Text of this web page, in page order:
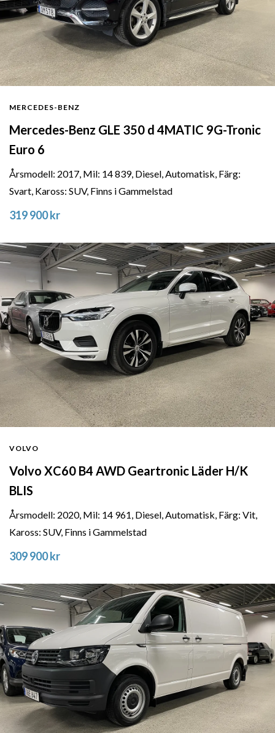
MERCEDES-BENZ
Mercedes-Benz GLE 350 d 4MATIC 9G-Tronic
Euro 6
Årsmodell: 2017, Mil: 14 839, Diesel, Automatisk, Färg:
Svart, Kaross: SUV, Finns i Gammelstad
319 900 kr
VOLVO
Volvo XC60 B4 AWD Geartronic Läder H/K
BLIS
Årsmodell: 2020, Mil: 14 961, Diesel, Automatisk, Färg: Vit,
Kaross: SUV, Finns i Gammelstad
309 900 kr